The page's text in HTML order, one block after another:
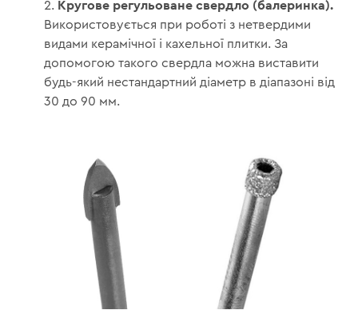
Кругове регульоване свердло (балеринка).
Використовується при роботі з нетвердими
видами керамічної і кахельної плитки. За
допомогою такого свердла можна виставити
будь-який нестандартний діаметр в діапазоні від
30 до 90 мм.